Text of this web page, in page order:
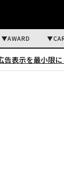
AWARD
告表示を最小限